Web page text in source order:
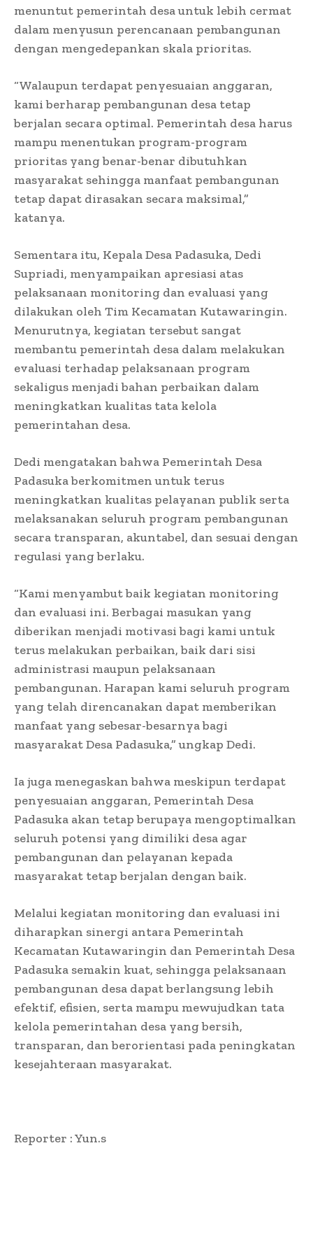
menuntut pemerintah desa untuk lebih cermat
dalam menyusun perencanaan pembangunan
dengan mengedepankan skala prioritas.
“Walaupun terdapat penyesuaian anggaran,
kami berharap pembangunan desa tetap
berjalan secara optimal. Pemerintah desa harus
mampu menentukan program-program
prioritas yang benar-benar dibutuhkan
masyarakat sehingga manfaat pembangunan
tetap dapat dirasakan secara maksimal,”
katanya.
Sementara itu, Kepala Desa Padasuka, Dedi
Supriadi, menyampaikan apresiasi atas
pelaksanaan monitoring dan evaluasi yang
dilakukan oleh Tim Kecamatan Kutawaringin.
Menurutnya, kegiatan tersebut sangat
membantu pemerintah desa dalam melakukan
evaluasi terhadap pelaksanaan program
sekaligus menjadi bahan perbaikan dalam
meningkatkan kualitas tata kelola
pemerintahan desa.
Dedi mengatakan bahwa Pemerintah Desa
Padasuka berkomitmen untuk terus
meningkatkan kualitas pelayanan publik serta
melaksanakan seluruh program pembangunan
secara transparan, akuntabel, dan sesuai dengan
regulasi yang berlaku.
“Kami menyambut baik kegiatan monitoring
dan evaluasi ini. Berbagai masukan yang
diberikan menjadi motivasi bagi kami untuk
terus melakukan perbaikan, baik dari sisi
administrasi maupun pelaksanaan
pembangunan. Harapan kami seluruh program
yang telah direncanakan dapat memberikan
manfaat yang sebesar-besarnya bagi
masyarakat Desa Padasuka,” ungkap Dedi.
Ia juga menegaskan bahwa meskipun terdapat
penyesuaian anggaran, Pemerintah Desa
Padasuka akan tetap berupaya mengoptimalkan
seluruh potensi yang dimiliki desa agar
pembangunan dan pelayanan kepada
masyarakat tetap berjalan dengan baik.
Melalui kegiatan monitoring dan evaluasi ini
diharapkan sinergi antara Pemerintah
Kecamatan Kutawaringin dan Pemerintah Desa
Padasuka semakin kuat, sehingga pelaksanaan
pembangunan desa dapat berlangsung lebih
efektif, efisien, serta mampu mewujudkan tata
kelola pemerintahan desa yang bersih,
transparan, dan berorientasi pada peningkatan
kesejahteraan masyarakat.
Reporter : Yun.s